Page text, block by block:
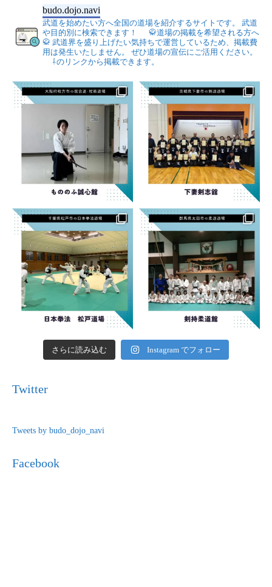
budo.dojo.navi
武道を始めたい方へ全国の道場を紹介するサイトです。
武道
や目的別に検索できます！
🥋道場の掲載を希望される方へ
🥋 武道界を盛り上げたい気持ちで運営しているため、掲載費
用は発生いたしません。
ぜひ道場の宣伝にご活用ください。
⇩のリンクから掲載できます。
さらに読み込む Instagram でフォロー
Twitter
Tweets by budo_dojo_navi
Facebook